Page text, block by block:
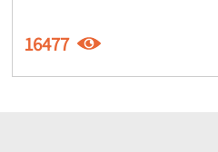
16477